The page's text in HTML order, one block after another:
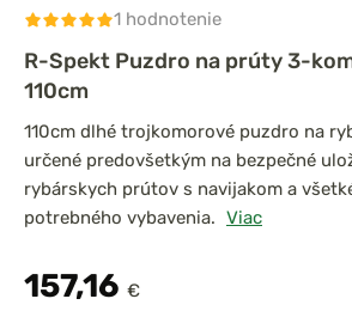
1 hodnotenie
R-Spekt Puzdro na prúty 3-
110cm
110cm dlhé trojkomorové puzdro na
určené predovšetkým na bezpečné
rybárskych prútov s navijakom a
potrebného vybavenia. Viac
157,16 €